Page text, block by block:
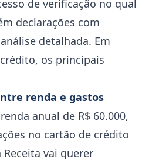
de verificação no qual
declarações com
detalhada. Em
os principais
renda e gastos
anual de R$ 60.000,
no cartão de crédito
Receita vai querer